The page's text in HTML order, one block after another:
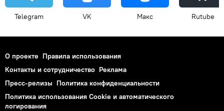
Telegram VK Макс Rutube
О проекте Правила использования
Контакты и сотрудничество Реклама
Пресс-релизы Политика конфиденциальности
Политика использования Cookie и автоматического
логирования